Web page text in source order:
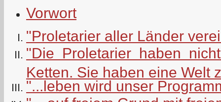
Vorwort
"Proletarier aller Länder
"Die Proletarier haben
Ketten. Sie haben eine Welt
"...leben wird unser